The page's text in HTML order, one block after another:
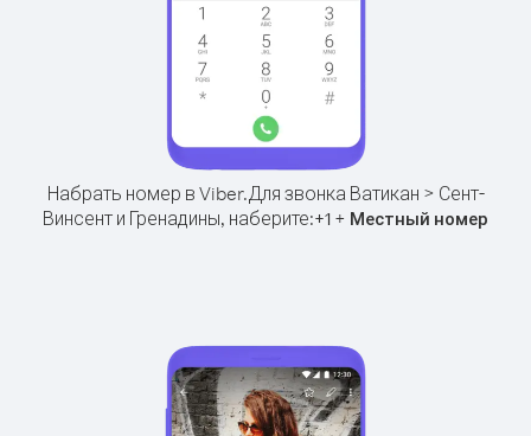
Набрать номер в Viber.Для звонка Ватикан > Сент-
Винсент и Гренадины, наберите:+1 + Местный номер